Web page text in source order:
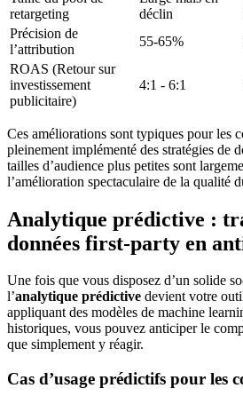
retargeting
déclin
Précision de
l’attribution
55-65%
ROAS (Retour sur
investissement
publicitaire)
4:1 - 6:1
Ces améliorations sont typiques pour les
pleinement implémenté des stratégies de
tailles d’audience plus petites sont
l’amélioration spectaculaire de la qualité
Analytique prédictive :
données first-party en
Une fois que vous disposez d’un solide
l’analytique prédictive devient votre
appliquant des modèles de machine
historiques, vous pouvez anticiper le
que simplement y réagir.
Cas d’usage prédictifs pour les